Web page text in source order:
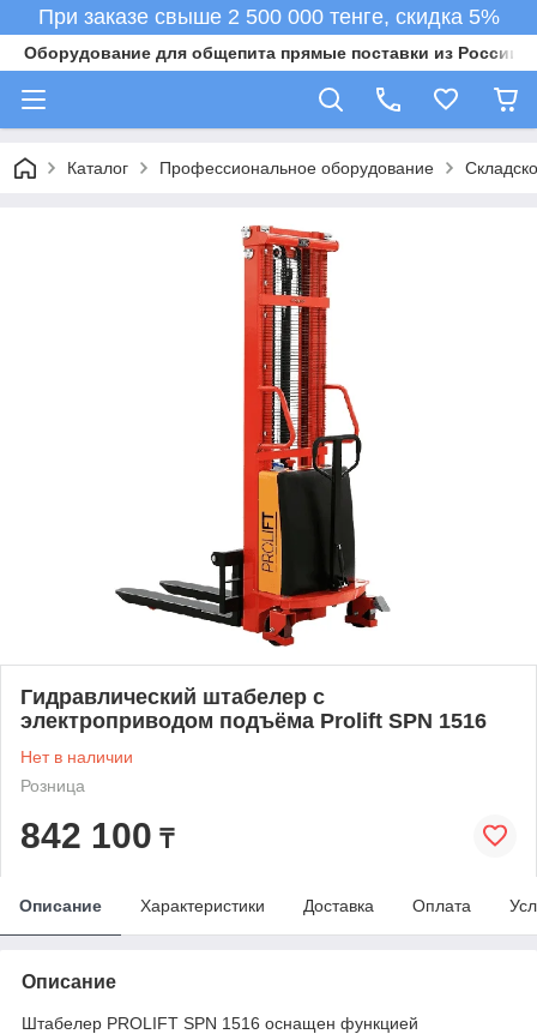
При заказе свыше 2 500 000 тенге, скидка 5%
Оборудование для общепита прямые поставки из России в
Каталог Профессиональное оборудование
Гидравлический штабелер c
электроприводом подъёма Prolift SPN 1516
Нет в наличии
Розница
842 100 ₸
Описание Характеристики Доставка Оплата
Описание
Штабелер PROLIFT SPN 1516 оснащен функцией